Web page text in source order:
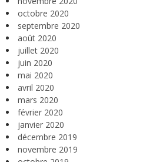
octobre 2020
septembre 2020
août 2020
juillet 2020
juin 2020
mai 2020
avril 2020
mars 2020
février 2020
janvier 2020
décembre 2019
novembre 2019